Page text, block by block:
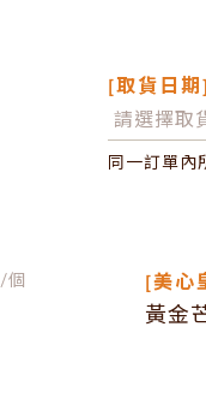
[取貨日期]
同一訂單內
/個 [美心
黃金